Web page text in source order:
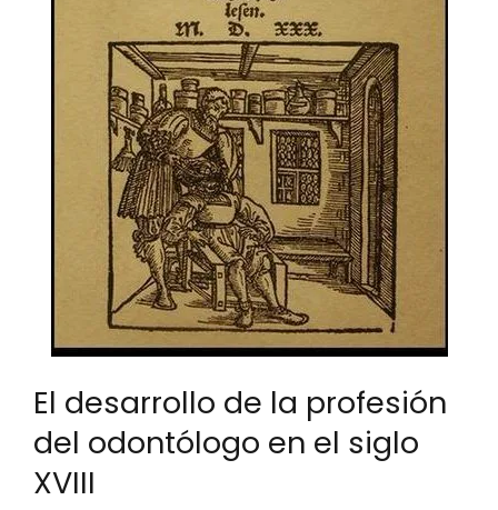
El desarrollo de la profesión
del odontólogo en el siglo
XVIII